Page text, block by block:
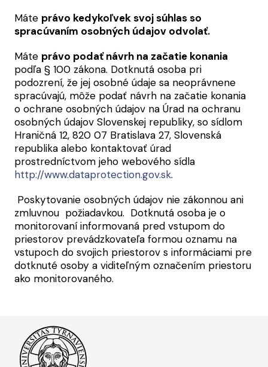
Máte právo kedykoľvek svoj súhlas so
spracúvaním osobných údajov odvolať.
Máte právo podať návrh na začatie konania
podľa § 100 zákona. Dotknutá osoba pri
podozrení, že jej osobné údaje sa neoprávnene
spracúvajú, môže podať návrh na začatie konania
o ochrane osobných údajov na Úrad na ochranu
osobných údajov Slovenskej republiky, so sídlom
Hraničná 12, 820 07 Bratislava 27, Slovenská
republika alebo kontaktovať úrad
prostredníctvom jeho webového sídla
http://www.dataprotection.gov.sk.
Poskytovanie osobných údajov nie zákonnou ani
zmluvnou požiadavkou. Dotknutá osoba je o
monitorovaní informovaná pred vstupom do
priestorov prevádzkovateľa formou oznamu na
vstupoch do svojich priestorov s informáciami pre
dotknuté osoby a viditeľným označením priestoru
ako monitorovaného.